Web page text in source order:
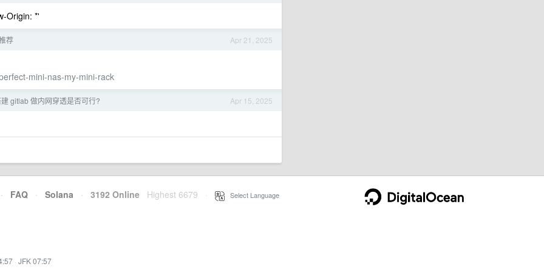
Origin: *'
Apr 21, 2025
荐
mini-nas-my-mini-rack
Apr 15, 2025
gitlab 做内网穿透是否可行?
· FAQ · Solana · 3192 Online Highest 6679 Select Language
· JFK 07:57